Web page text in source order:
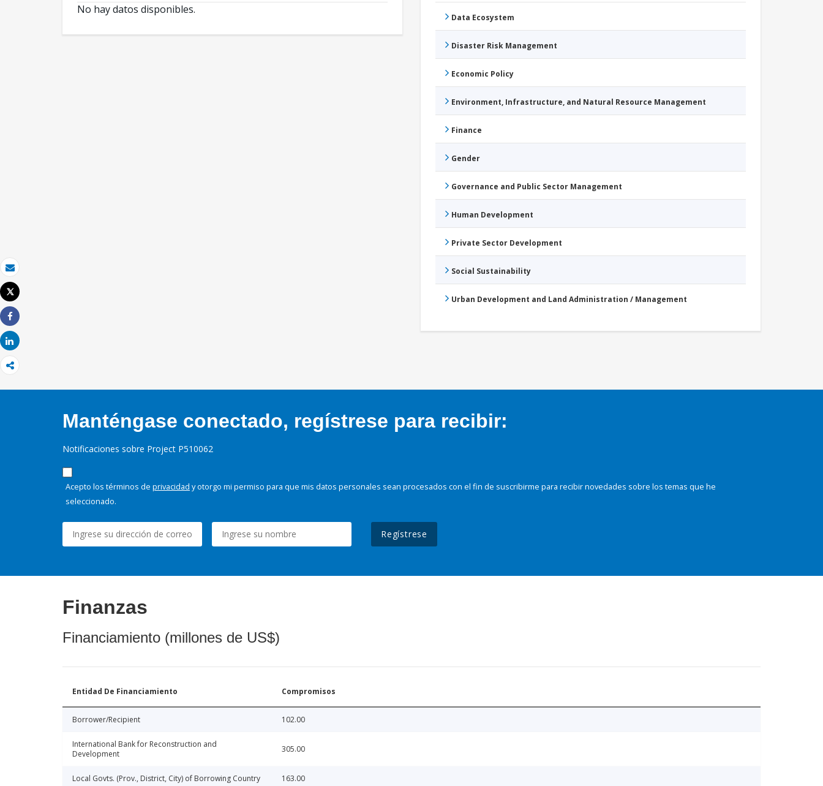
Correo electrónico
Imprimir
Tweet
Share
Share
No hay datos disponibles.
Data Ecosystem
Disaster Risk Management
Economic Policy
Environment, Infrastructure, and Natural Resource Management
Finance
Gender
Governance and Public Sector Management
Human Development
Private Sector Development
Social Sustainability
Urban Development and Land Administration / Management
Manténgase conectado, regístrese para recibir:
Notificaciones sobre Project P510062
Acepto los términos de privacidad y otorgo mi permiso para que mis datos personales sean procesados con el fin de suscribirme para recibir novedades sobre los temas que he
seleccionado.
Regístrese
Finanzas
Financiamiento (millones de US$)
Entidad De Financiamiento Compromisos
Borrower/Recipient 102.00
International Bank for Reconstruction and
Development
305.00
Local Govts. (Prov., District, City) of Borrowing Country 163.00